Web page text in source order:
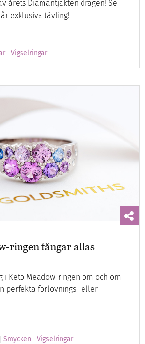
årets Diamantjakten dragen! Se
exklusiva tävling!
Vigselringar
ringen fångar allas
i Keto Meadow-ringen om och om
perfekta förlovnings- eller
Smycken Vigselringar